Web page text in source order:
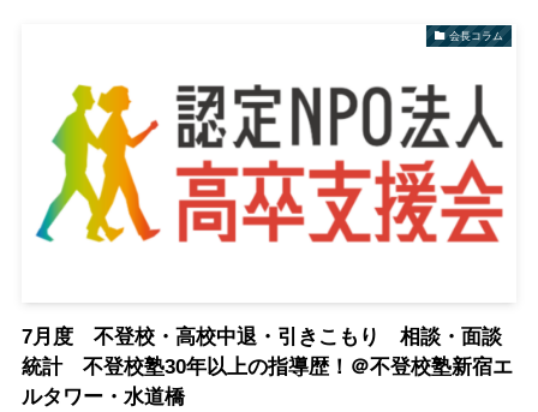
会長コラム
7月度 不登校・高校中退・引きこもり 相談・面談
統計 不登校塾30年以上の指導歴！＠不登校塾新宿エ
ルタワー・水道橋